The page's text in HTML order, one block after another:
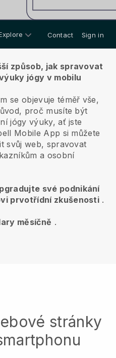
Contact Sign in
způsob, jak spravovat
jógy v mobilu
se objevuje téměř vše,
proč musíte být
jógy výuky, ať jste
Mobile App si můžete
svůj web, spravovat
a osobní
své podnikání
prvotřídní zkušenosti .
měsíčně .
stránky